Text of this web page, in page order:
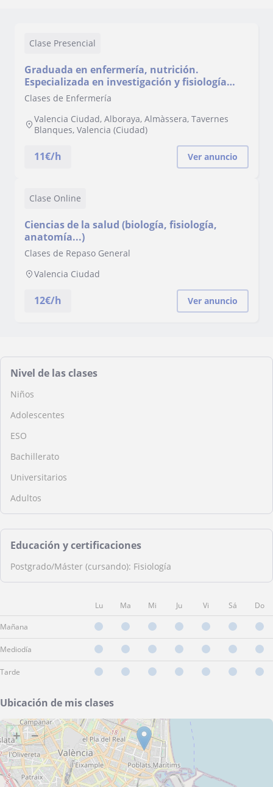
Clase Presencial
Graduada en enfermería, nutrición.
Especializada en investigación y fisiología
humana. En curso doctorado en fisiología.
Clases de Enfermería
Valencia Ciudad, Alboraya, Almàssera, Tavernes
Blanques, Valencia (Ciudad)
11€/h Ver anuncio
Clase Online
Ciencias de la salud (biología, fisiología,
anatomía...)
Clases de Repaso General
Valencia Ciudad
12€/h Ver anuncio
Nivel de las clases
Niños
Adolescentes
ESO
Bachillerato
Universitarios
Adultos
Educación y certificaciones
Postgrado/Máster (cursando): Fisiología
Lu Ma Mi Ju Vi Sá Do
Mañana
Mediodía
Tarde
Ubicación de mis clases
+ −